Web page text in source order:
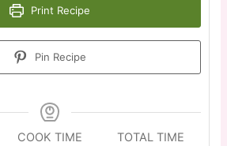
Print Recipe
Pin Recipe
COOK TIME
TOTAL TIME